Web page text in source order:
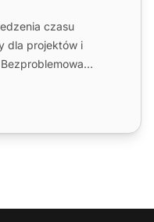
czasu
dla projektów i